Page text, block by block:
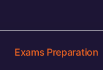
Exams Preparation